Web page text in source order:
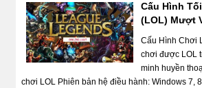
Cấu Hình
(LOL) Mượt
Cấu Hình Chơi
chơi được LOL
minh huyền
chơi LOL Phiên bản hệ điều hành: Windows 7,